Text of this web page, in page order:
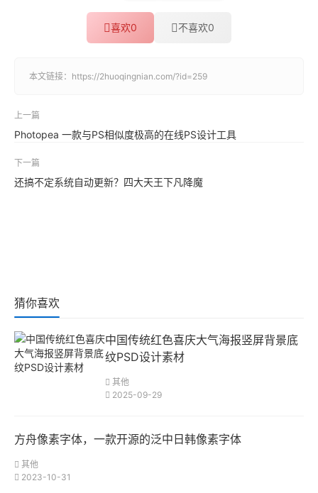
喜欢0 不喜欢0
本文链接： https://2huoqingnian.com/?id=259
上一篇
Photopea 一款与PS相似度极高的在线PS设计工具
下一篇
还搞不定系统自动更新？四大天王下凡降魔
猜你喜欢
中国传统红色喜庆大气海报竖屏背景底
纹PSD设计素材
其他
2025-09-29
方舟像素字体，一款开源的泛中日韩像素字体
其他
2023-10-31